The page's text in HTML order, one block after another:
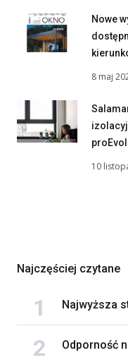
Nowe
8 maj
10
Najczęściej czytane
Najwyższa
Odporność